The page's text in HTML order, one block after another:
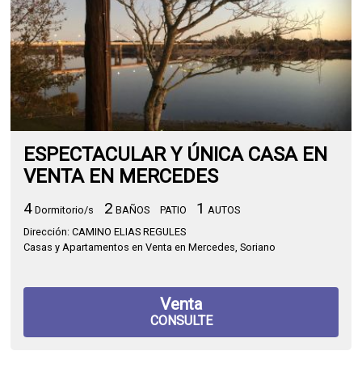
ESPECTACULAR Y ÚNICA CASA EN
VENTA EN MERCEDES
4 Dormitorio/s 2 BAÑOS PATIO 1 AUTOS
Dirección: CAMINO ELIAS REGULES
Casas y Apartamentos en Venta en Mercedes, Soriano
Venta
CONSULTE